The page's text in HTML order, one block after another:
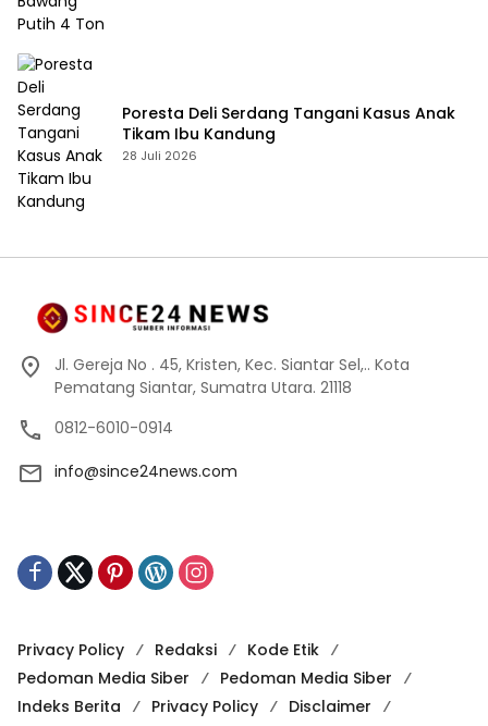
Poresta Deli Serdang Tangani Kasus Anak
Tikam Ibu Kandung
28 Juli 2026
Jl. Gereja No . 45, Kristen, Kec. Siantar Sel,.. Kota
Pematang Siantar, Sumatra Utara. 21118
0812-6010-0914
info@since24news.com
Privacy Policy Redaksi
Kode Etik
Pedoman Media Siber
Pedoman Media Siber
Indeks Berita
Privacy Policy
Disclaimer